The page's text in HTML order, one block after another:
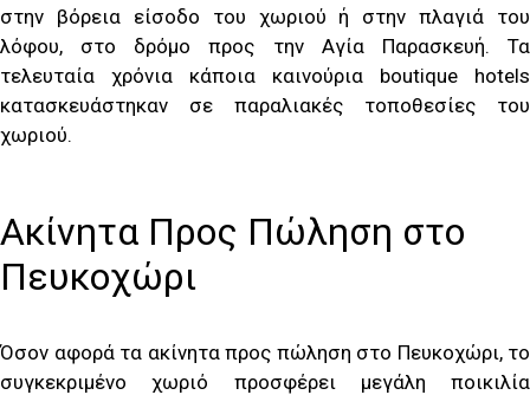
στην βόρεια είσοδο του χωριού ή στην πλαγιά του
λόφου, στο δρόμο προς την Αγία Παρασκευή. Τα
τελευταία χρόνια κάποια καινούρια boutique hotels
κατασκευάστηκαν σε παραλιακές τοποθεσίες του
χωριού.
Ακίνητα Προς Πώληση στο
Πευκοχώρι
Όσον αφορά τα ακίνητα προς πώληση στο Πευκοχώρι, το
συγκεκριμένο χωριό προσφέρει μεγάλη ποικιλία